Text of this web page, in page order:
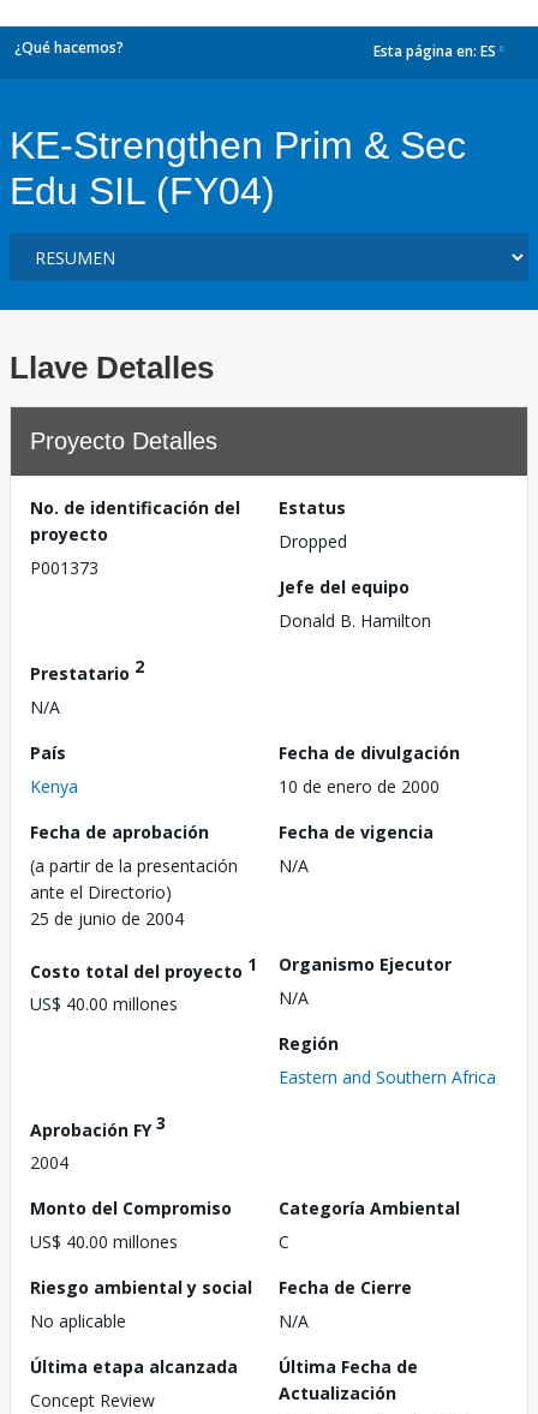
¿Qué hacemos? Esta página en: ES
KE-Strengthen Prim & Sec
Edu SIL (FY04)
Llave Detalles
Proyecto Detalles
No. de identificación del
proyecto
P001373
Estatus
Dropped
Jefe del equipo
Donald B. Hamilton
Prestatario 2
N/A
País
Kenya
Fecha de divulgación
10 de enero de 2000
Fecha de aprobación
(a partir de la presentación
ante el Directorio)
25 de junio de 2004
Fecha de vigencia
N/A
Costo total del proyecto 1
US$ 40.00 millones
Organismo Ejecutor
N/A
Región
Eastern and Southern Africa
Aprobación FY3
2004
Monto del Compromiso
US$ 40.00 millones
Categoría Ambiental
C
Riesgo ambiental y social
No aplicable
Fecha de Cierre
N/A
Última etapa alcanzada
Concept Review
Última Fecha de
Actualización